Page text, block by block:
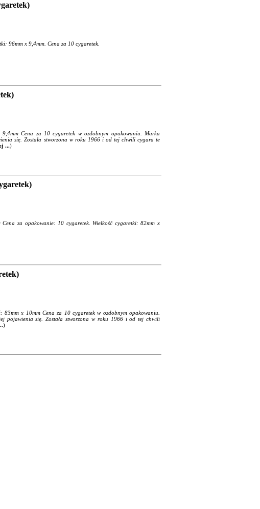
96mm x 9,4mm. Cena za 10 cygaretek.
Cena za 10 cygaretek w ozdobnym opakowaniu. Marka
się. Została stworzona w roku 1966 i od tej chwili cygara te
...)
za opakowanie: 10 cygaretek. Wielkość cygaretki: 82mm x
83mm x 10mm Cena za 10 cygaretek w ozdobnym opakowaniu.
pojawienia się. Została stworzona w roku 1966 i od tej chwili
)